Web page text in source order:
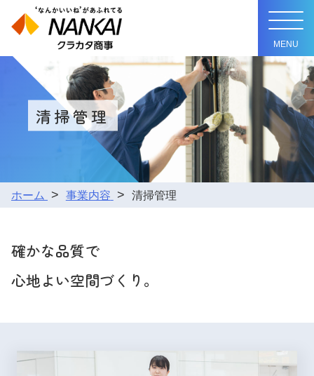
清掃管理
ホーム 事業内容 清掃管理
確かな品質で
心地よい空間づくり。